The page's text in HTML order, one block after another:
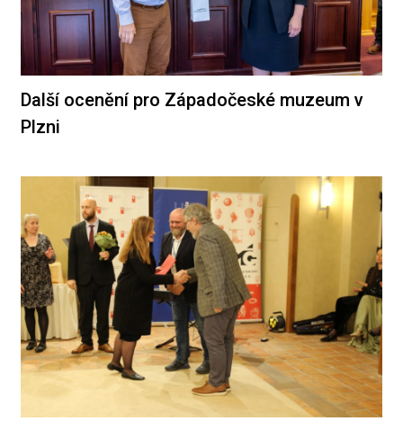
Další ocenění pro Západočeské muzeum v
Plzni